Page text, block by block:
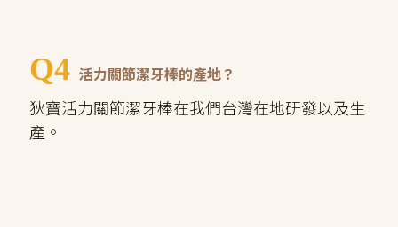
Q4 活力關節潔牙棒的產地？
狄寶活力關節潔牙棒在我們台灣在地研發以及生
產。